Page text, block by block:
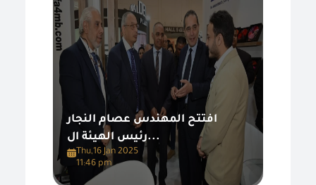
افتتح المهندس عصام النجار
رئيس الهيئة ال...
Thu,16 Jan 2025
11:46 pm